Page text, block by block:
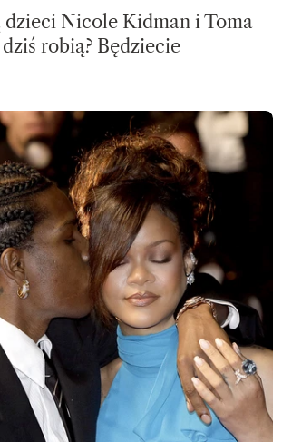
dzieci Nicole Kidman i Toma
dziś robią? Będziecie